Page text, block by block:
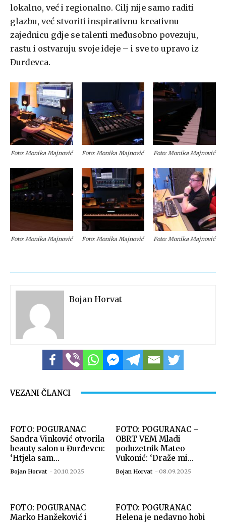
lokalno, već i regionalno. Cilj nije samo raditi
glazbu, već stvoriti inspirativnu kreativnu
zajednicu gdje se talenti međusobno povezuju,
rastu i ostvaruju svoje ideje – i sve to upravo iz
Đurđevca.
Foto: Monika Majnović Foto: Monika Majnović Foto: Monika Majnović
Foto: Monika Majnović Foto: Monika Majnović Foto: Monika Majnović
Bojan Horvat
VEZANI ČLANCI
FOTO: POGURANAC
Sandra Vinković otvorila
beauty salon u Đurđevcu:
‘Htjela sam...
Bojan Horvat - 20.10.2025
FOTO: POGURANAC –
OBRT VEM Mladi
poduzetnik Mateo
Vukonić: ‘Draže mi...
Bojan Horvat - 08.09.2025
FOTO: POGURANAC
Marko Hanžeković i
FOTO: POGURANAC
Helena je nedavno hobi